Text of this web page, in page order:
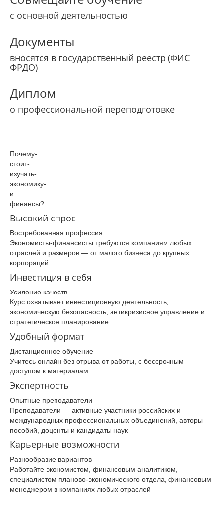
с основной деятельностью
Документы
вносятся в государственный реестр (ФИС
ФРДО)
Диплом
о профессиональной переподготовке
Почему­
стоит­
изучать­
экономику­
и
финансы­?
Высокий спрос
Востребованная профессия
Экономисты-финансисты требуются компаниям любых
отраслей и размеров — от малого бизнеса до крупных
корпораций
Инвестиция в себя
Усиление качеств
Курс охватывает инвестиционную деятельность,
экономическую безопасность, антикризисное управление и
стратегическое планирование
Удобный формат
Дистанционное обучение
Учитесь онлайн без отрыва от работы, с бессрочным
доступом к материалам
Экспертность
Опытные преподаватели
Преподаватели — активные участники российских и
международных профессиональных объединений, авторы
пособий, доценты и кандидаты наук
Карьерные возможности
Разнообразие вариантов
Работайте экономистом, финансовым аналитиком,
специалистом планово-экономического отдела, финансовым
менеджером в компаниях любых отраслей